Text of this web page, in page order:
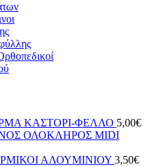
ΚΑΣΤΟΡΙ-ΦΕΛΛΟ 5,00€
ΟΛΟΚΛΗΡΟΣ ΜIDI
ΑΛΟΥΜΙΝΙΟΥ 3,50€